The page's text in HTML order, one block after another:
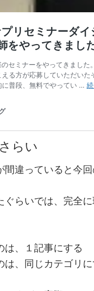
らい
間違っていると今
ぐらいでは、完全
は、１記事にする
は、同じカテゴリ